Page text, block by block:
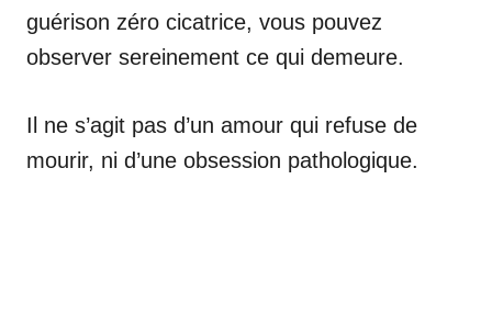
guérison zéro cicatrice, vous pouvez
observer sereinement ce qui demeure.
Il ne s’agit pas d’un amour qui refuse de
mourir, ni d’une obsession pathologique.